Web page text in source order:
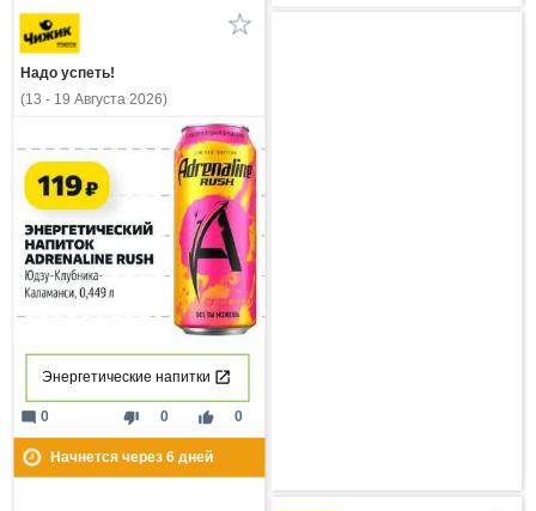
Надо успеть!
(13 - 19 Августа 2026)
Энергетические напитки
thumb_down 0 thumb_up 0
mode_comment 0
Начнется через 6дней